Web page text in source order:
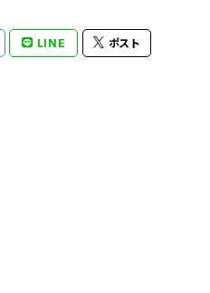
LINE ポスト